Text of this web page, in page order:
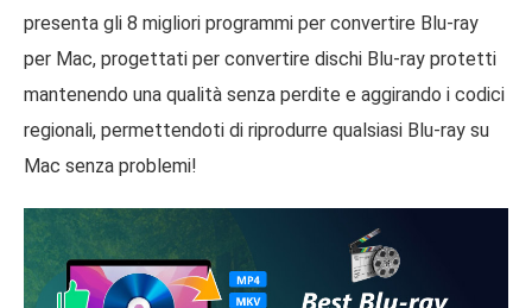
presenta gli 8 migliori programmi per convertire Blu-ray
per Mac, progettati per convertire dischi Blu-ray protetti
mantenendo una qualità senza perdite e aggirando i codici
regionali, permettendoti di riprodurre qualsiasi Blu-ray su
Mac senza problemi!